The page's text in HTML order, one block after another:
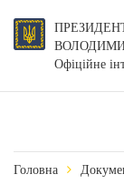
Офіційне
Головна